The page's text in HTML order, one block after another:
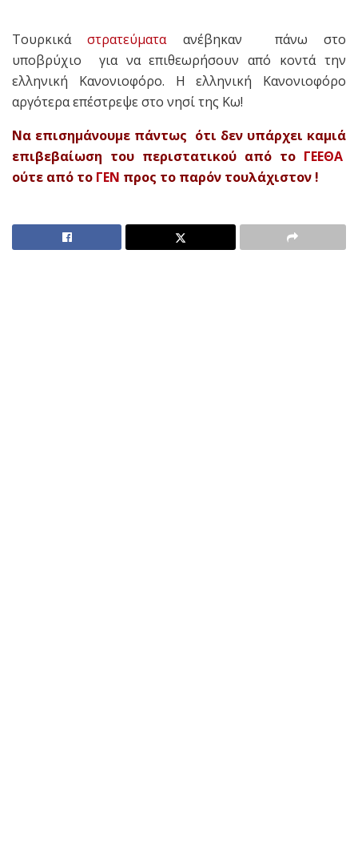
Τουρκικάστρατεύματαανέβηκαν πάνω στο
υποβρύχιο για να επιθεωρήσουν από κοντά την
ελληνική Κανονιοφόρο. Η ελληνική Κανονιοφόρο
αργότερα επέστρεψε στο νησί της Κω!
Να επισημάνουμε πάντως ότι δεν υπάρχει καμιά
επιβεβαίωση του περιστατικού από το ΓΕΕΘΑ
ούτε από το ΓΕΝ προς το παρόν τουλάχιστον !